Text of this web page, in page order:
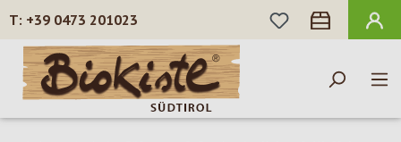
Zum Hauptinhalt springen
+39 0473 201023
DU HAST 0